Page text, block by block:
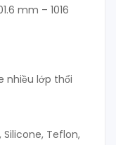
mm – 1016
nhiều lớp thổi
Silicone, Teflon,